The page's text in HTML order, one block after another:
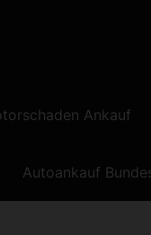
Ankauf
Autoankauf